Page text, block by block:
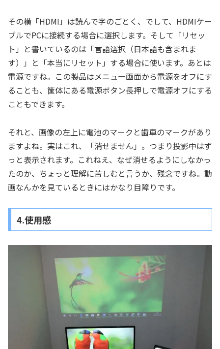
その横「HDMI」は読んで字のごとく、でして、HDMIケー
ブルでPCに接続する場合に選択します。そして「リセッ
ト」と書いているのは「言語選択（日本語も含まれま
す）」と「本当にリセット」する場合に使います。あとは
電源ですね。この製品はメニュー画面から電源をオフにす
ることも、筐体にある電源ボタン長押しで電源オフにする
こともできます。
それと、画像の左上に電池のマークと歯車のマークがあり
ますよね。実はこれ、「消せません」。つまり投影中はず
っと表示されます。これねえ、なぜ消せるようにしなかっ
たのか、ちょっと理解に苦しむと言うか、残念ですね。動
画なんかを見ているときにはかなり目障りです。
4.使用感